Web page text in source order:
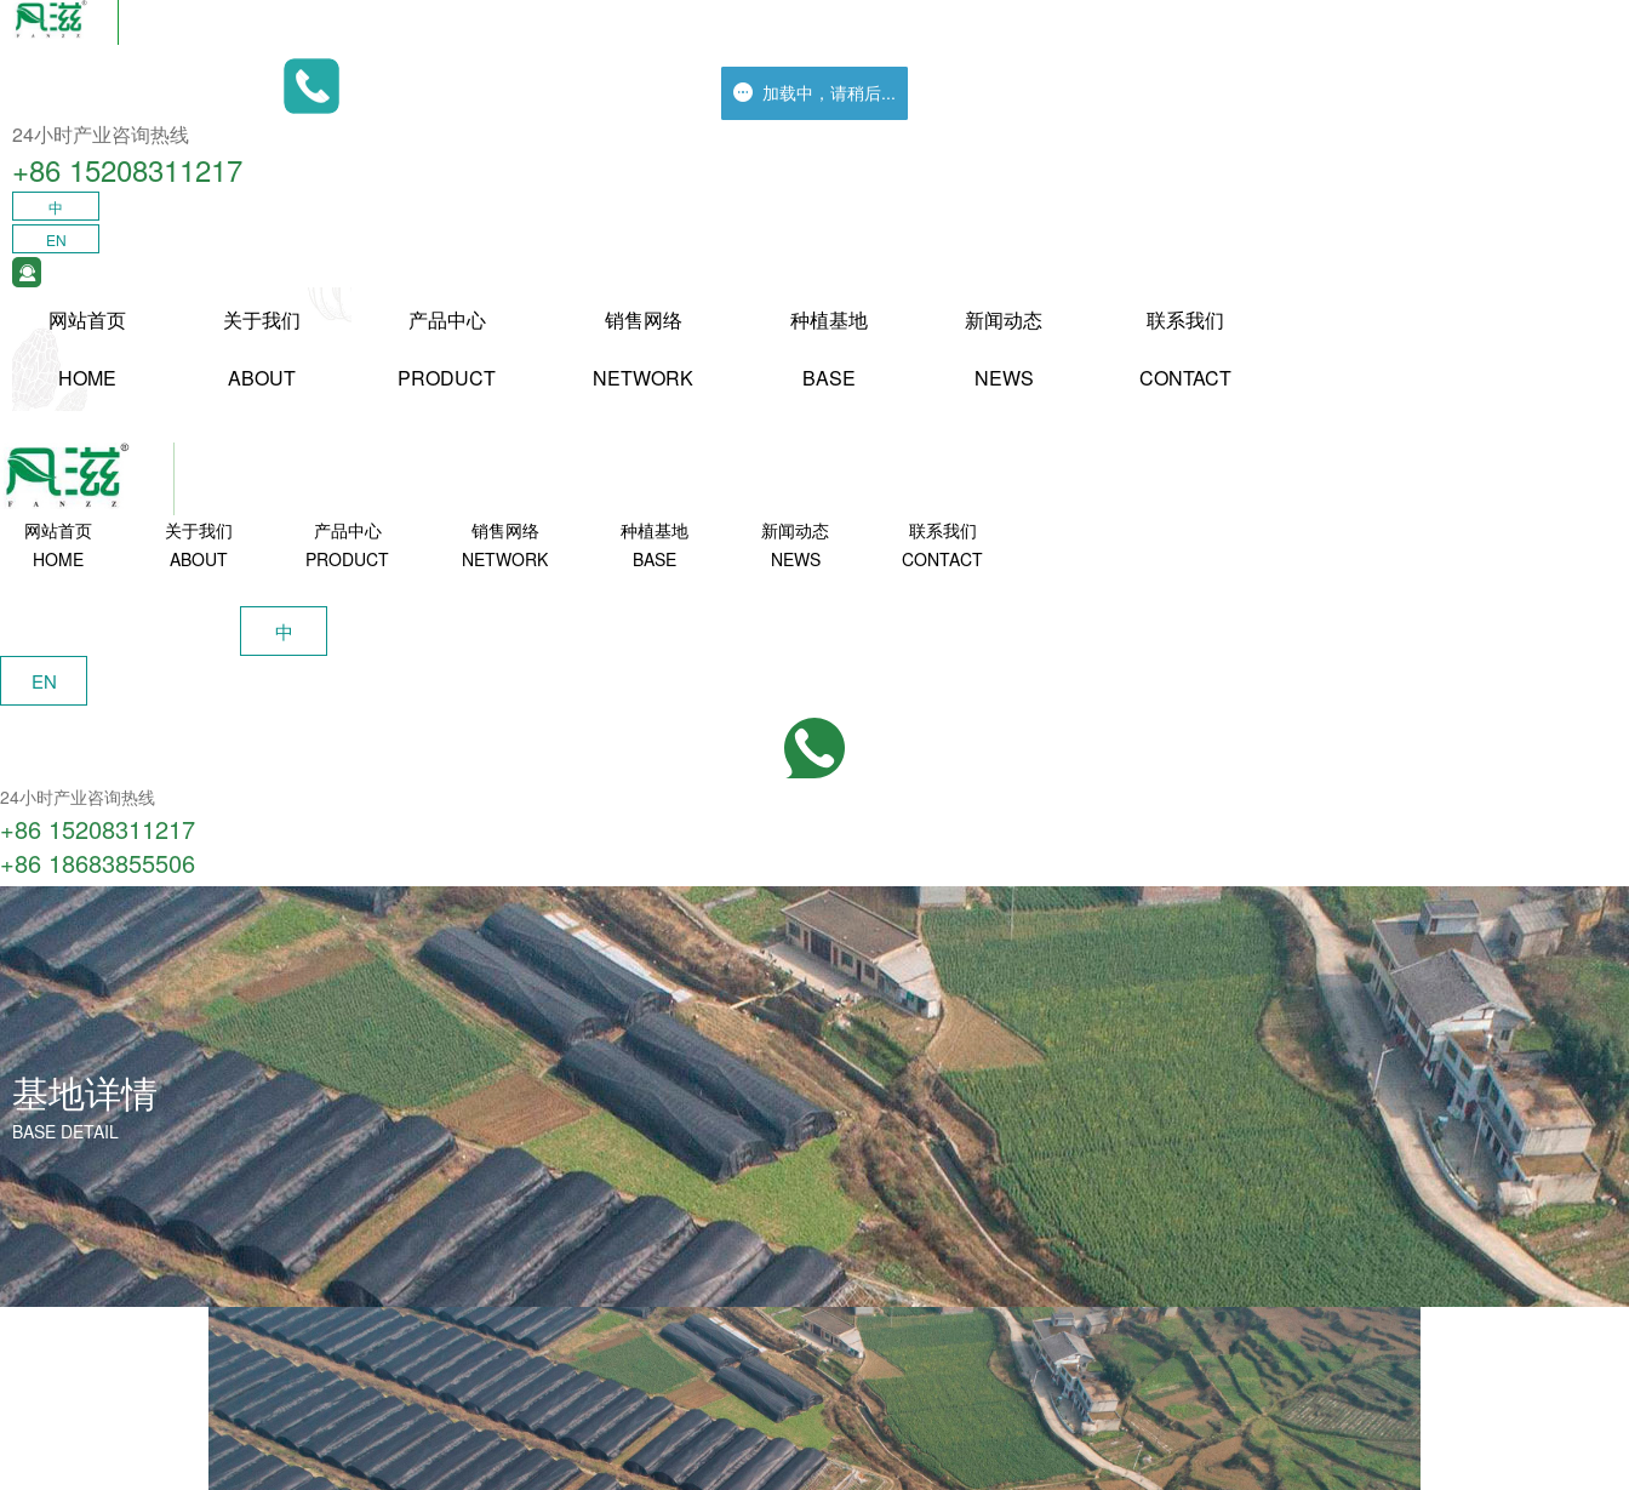
24小时产业咨询热线
+86 15208311217​
中
EN
网站首页
HOME
关于我们
ABOUT
产品中心
PRODUCT
销售网络
NETWORK
种植基地
BASE
新闻动态
NEWS
联系我们
CONTACT
网站首页
HOME
关于我们
ABOUT
产品中心
PRODUCT
销售网络
NETWORK
种植基地
BASE
新闻动态
NEWS
联系我们
CONTACT
中
EN
24小时产业咨询热线
+86 15208311217​
+86 18683855506
基地详情
BASE DETAIL
加载中，请稍后...
加载中，请稍后...